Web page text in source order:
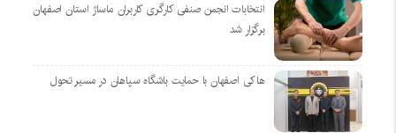
انتخابات انجمن صنفی کارگری کاربران ماساژ استان اصفهان
برگزار شد
هاکی اصفهان با حمایت باشگاه سپاهان در مسیر تحول